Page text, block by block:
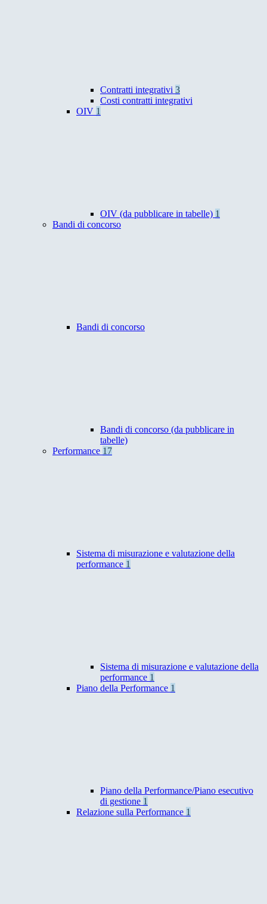
Contratti integrativi 3
Costi contratti integrativi
OIV 1
OIV (da pubblicare in tabelle) 1
Bandi di concorso
Bandi di concorso
Bandi di concorso (da pubblicare in
tabelle)
Performance 17
Sistema di misurazione e valutazione della
performance 1
Sistema di misurazione e valutazione della
performance 1
Piano della Performance 1
Piano della Performance/Piano esecutivo
di gestione 1
Relazione sulla Performance 1